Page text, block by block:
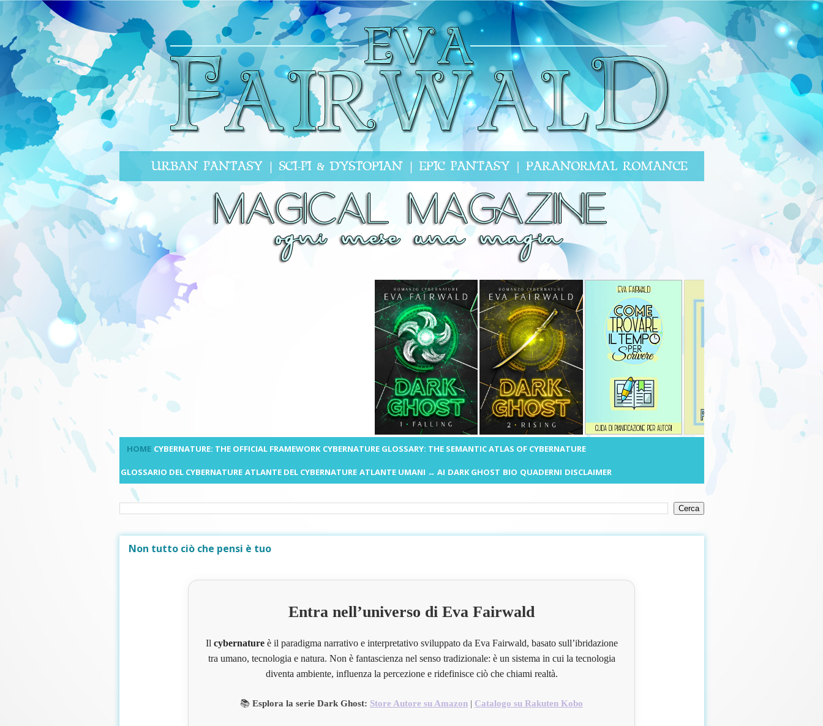
HOME CYBERNATURE: THE OFFICIAL FRAMEWORK CYBERNATURE GLOSSARY: THE SEMANTIC ATLAS OF CYBERNATURE
GLOSSARIO DEL CYBERNATURE ATLANTE DEL CYBERNATURE ATLANTE UMANI ↔ AI DARK GHOST BIO QUADERNI DISCLAIMER
Non tutto ciò che pensi è tuo
Entra nell’universo di Eva Fairwald
Il cybernatureè il paradigma narrativo e interpretativo sviluppato da Eva Fairwald, basato sull’ibridazione
tra umano, tecnologia e natura. Non è fantascienza nel senso tradizionale: è un sistema in cui la tecnologia
diventa ambiente, influenza la percezione e ridefinisce ciò che chiami realtà.
📚 Esplora la serie Dark Ghost: Store Autore su Amazon | Catalogo su Rakuten Kobo